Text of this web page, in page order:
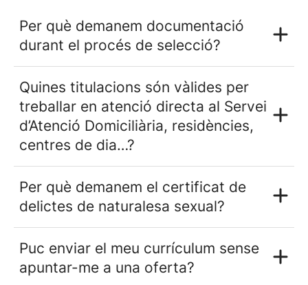
Per què demanem documentació
durant el procés de selecció?
Quines titulacions són vàlides per
treballar en atenció directa al Servei
d’Atenció Domiciliària, residències,
centres de dia…?
Per què demanem el certificat de
delictes de naturalesa sexual?
Puc enviar el meu currículum sense
apuntar-me a una oferta?